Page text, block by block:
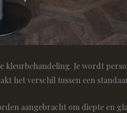
kleurbehandeling. Je wordt
het verschil tussen een
aangebracht om diepte en